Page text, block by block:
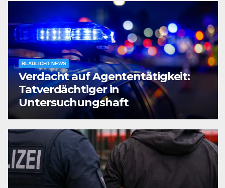
BLAULICHT NEWS
Verdacht auf Agententätigkeit:
Tatverdächtiger in
Untersuchungshaft